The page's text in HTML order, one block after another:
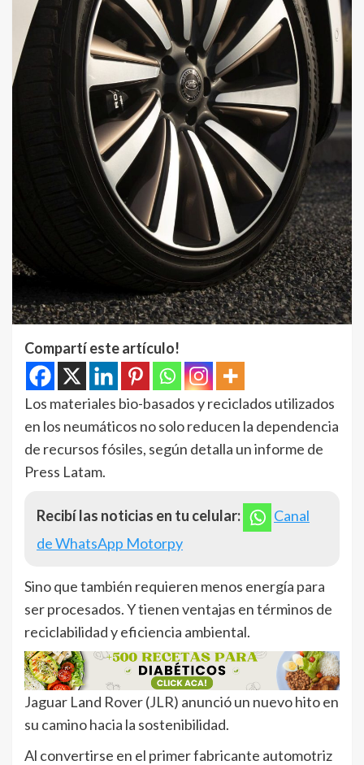
Compartí este artículo!
Los materiales bio-basados y reciclados utilizados
en los neumáticos no solo reducen la dependencia
de recursos fósiles, según detalla un informe de
Press Latam.
Recibí las noticias en tu celular:
Canal
de WhatsApp Motorpy
Sino que también requieren menos energía para
ser procesados. Y tienen ventajas en términos de
reciclabilidad y eficiencia ambiental.
Jaguar Land Rover (JLR) anunció un nuevo hito en
su camino hacia la sostenibilidad.
Al convertirse en el primer fabricante automotriz